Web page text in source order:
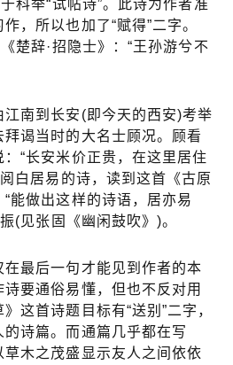
科举“试帖诗”。此诗为作者准
，所以也加了“赋得”二字。
楚辞·招隐士》：“王孙游兮不
南到长安(即今天的西安)考举
谒当时的大名士顾况。顾看
“长安米价正贵，在这里居住
白居易的诗，读到这首《古原
能做出这样的诗语，居亦易
(见张固《幽闲鼓吹》)。
最后一句才能见到作者的本
要通俗易懂，但也不反对用
这首诗题目标有“送别”二字，
诗篇。而通篇几乎都在写
木之茂盛显示友人之间依依